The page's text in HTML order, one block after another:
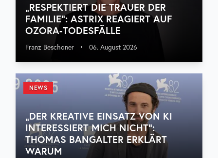
„RESPEKTIERT DIE TRAUER DER
FAMILIE“: ASTRIX REAGIERT AUF
OZORA-TODESFÄLLE
Franz Beschoner • 06. August 2026
NEWS
„DER KREATIVE EINSATZ VON KI
INTERESSIERT MICH NICHT“:
THOMAS BANGALTER ERKLÄRT
WARUM